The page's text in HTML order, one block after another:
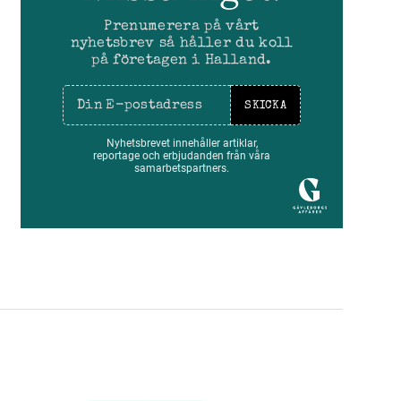
Prenumerera på vårt
nyhetsbrev så håller du koll
på företagen i Halland.
SKICKA
Nyhetsbrevet innehåller artiklar,
reportage och erbjudanden från våra
samarbetspartners.